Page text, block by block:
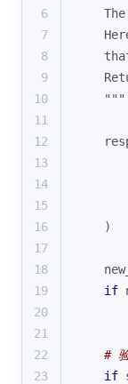
6
The
7
8
9
10
    """
11
12
13
14
15
16
    )
17
18
19
if
20
21
22
#
23
if